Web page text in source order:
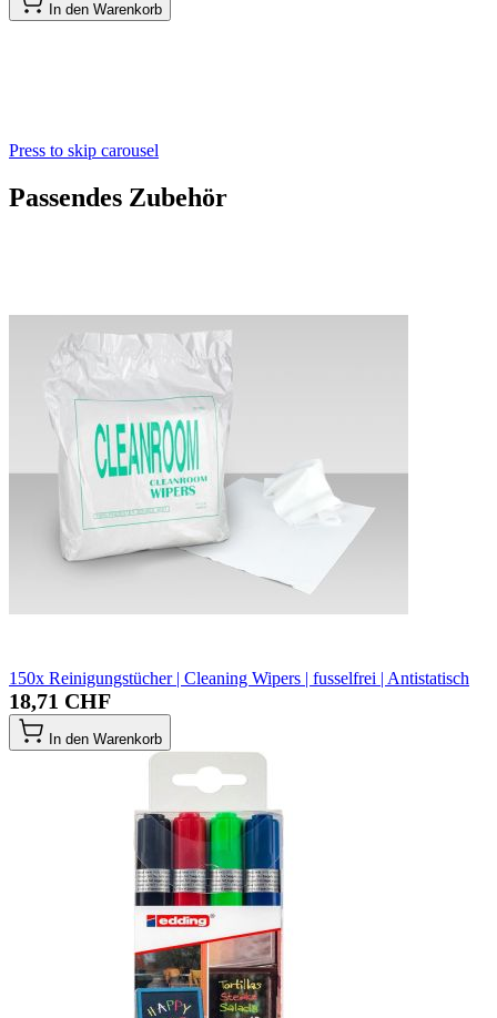
In den Warenkorb
Press to skip carousel
Passendes Zubehör
150x Reinigungstücher | Cleaning Wipers | fusselfrei | Antistatisch
18,71 CHF
In den Warenkorb